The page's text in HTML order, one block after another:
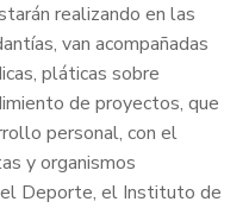
realizando en las
van acompañadas
pláticas sobre
de proyectos, que
personal, con el
y organismos
Deporte, el Instituto de